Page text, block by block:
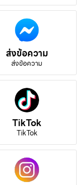
ส่งข้อความ
ส่งข้อความ
TikTok
TikTok